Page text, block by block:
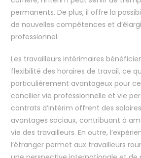
permanents. De plus, il offre la
de nouvelles compétences et
professionnel.
Les travailleurs intérimaires
flexibilité des horaires de travail, ce
particulièrement avantageux pour
concilier vie professionnelle et vie
contrats d’intérim offrent des
avantages sociaux, contribuant à
vie des travailleurs. En outre,
l’étranger permet aux travailleurs